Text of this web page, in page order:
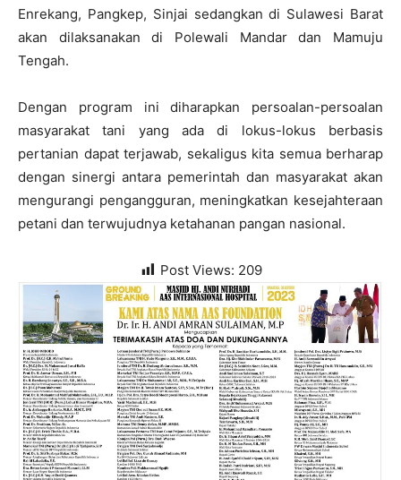
Enrekang, Pangkep, Sinjai sedangkan di Sulawesi Barat
akan dilaksanakan di Polewali Mandar dan Mamuju
Tengah.
Dengan program ini diharapkan persoalan-persoalan
masyarakat tani yang ada di lokus-lokus berbasis
pertanian dapat terjawab, sekaligus kita semua berharap
dengan sinergi antara pemerintah dan masyarakat akan
mengurangi pengangguran, meningkatkan kesejahteraan
petani dan terwujudnya ketahanan pangan nasional.
Post Views: 209